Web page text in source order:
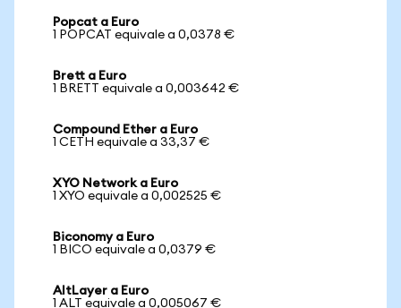
Popcat a Euro
1 POPCAT equivale a 0,0378 €
Brett a Euro
1 BRETT equivale a 0,003642 €
Compound Ether a Euro
1 CETH equivale a 33,37 €
XYO Network a Euro
1 XYO equivale a 0,002525 €
Biconomy a Euro
1 BICO equivale a 0,0379 €
AltLayer a Euro
1 ALT equivale a 0,005067 €